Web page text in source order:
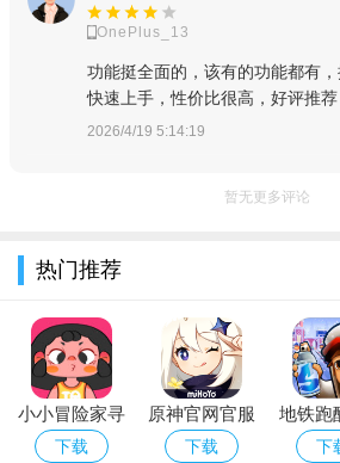
和最可爱的人一起，简单快乐地生活
全新的邻居玩法和小镇玩法，大家可以在
派对，共同装饰起属于大家的共有区域，
拉雅雪山、淘淘乐街、爱心广场等经典场
象呈现，摩尔们可以在不同的地形中做出
泳、雪山缆车、蹦床等等，畅享不一样
=向往的生活——三两好友 田园牧歌=
悠闲庄园生活，释放生活压力。在游
拥有一块属于自己的农庄，并且将农庄打
OnePlus_13
功能挺全面的，该有的功能都有
快速上手，性价比很高，好评推荐
2026/4/19 5:14:19
暂无更多评论
热门推荐
小小冒险家寻
宝记app免费
下载
原神官网官服
下载最新版
下载
地铁跑
下载安
下